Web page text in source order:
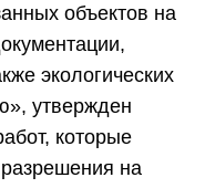
объектов на
экологических
утвержден
которые
на